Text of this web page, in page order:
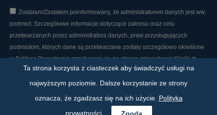
Zostałam/Zostałem poinformowany, że administratorem danych jest ww.
podmiot. Szczegółowe informacje dotyczące zakresu oraz celu
przetwarzanych przez administratora danych, praw przysługujących
podmiotom, których dane są przetwarzane zostały szczegółowo określone
w Polityce Prywatności znajdującej się na stronie internetowej Kliniki dr
Huczek dr Wanat.
WYŚLIJ WIADOMOŚĆ
Ta strona korzysta z ciasteczek aby świadczyć usługi na
najwyższym poziomie. Dalsze korzystanie ze strony
oznacza, że zgadzasz się na ich użycie. Polityka
prywatności